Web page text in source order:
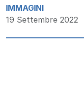
IMMAGINI
19 Settembre 2022